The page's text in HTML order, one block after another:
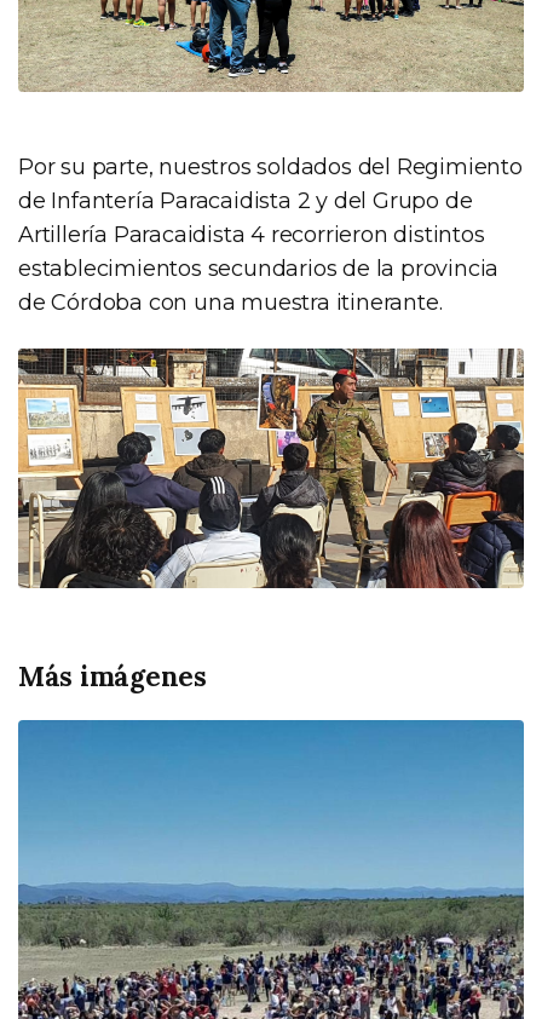
Por su parte, nuestros soldados del Regimiento
de Infantería Paracaidista 2 y del Grupo de
Artillería Paracaidista 4 recorrieron distintos
establecimientos secundarios de la provincia
de Córdoba con una muestra itinerante.
Más imágenes